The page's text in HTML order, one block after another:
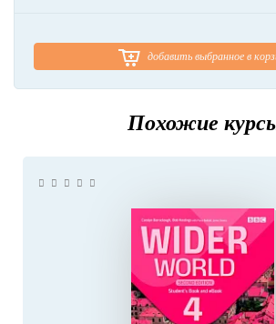
добавить выбранное в
Похожие